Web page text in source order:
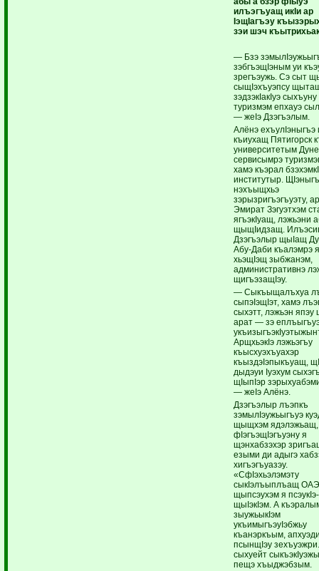
илъэгъуащ икIи ар
IэщIагъэу
зэи шэч
— Бзэ
зэбгъэщIэным уи
зрегъэужь. Сэ сыт
сыщIэхъуэпсу
зэдзэкIакIуэ сыхъуну
туризмэм епхауэ
— жеIэ Дзэгъэлым.
Алёнэ ехъулIэныгъэ
къиухащ Пятигорск
университетым
сервисымрэ
хамэ къэрал
институтыр.
нэхъыщхьэ
зэрызригъэгъуэту,
Эмират Зэгуэтхэм
ягъэкIуащ, лэжьэни
щыщIидзащ.
Дзэгъэлыр щыIащ
Абу-Даби къалэмрэ я
хьэщIэщ зыбжанэм,
административнэ
щигъэзащIэу.
— Сыкъыщалъхуа
сыпэIэщIэт, хамэ
сыхэтт, лэжьэн япэу
арат — зэ
АрщхьэкIэ лэжьэгъу
къысхуэхъуахэр
къыздэIэпыкъуащ,
дыдэуи Iуэхум
щIыпIэр
— жеIэ Алёнэ.
Дзэгъэлыр лъэпкъ
зэмылIэужьыгъуэ
щыщхэм ядэлэжьащ,
фIэгъэщIэгъуэну я
щэнхабзэхэр
езыми ди адыгэ
хигъэгъуазэу.
«СфIэхьэлэмэту
сыкIэлъыплъащ
щыпсэухэм я псэукIэ-
щыIэкIэм. А
зыужьыкIэм
укъимыгъэуIэбжьу
къанэркъым,
псынщIэу
сыхуейт
пещэ хъыджэбзым.